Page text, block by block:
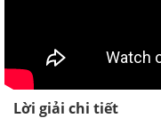
Lời giải chi tiết